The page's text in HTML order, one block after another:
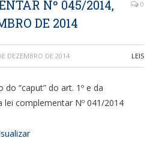
Nº 045/2014,
DE 2014
0
DEZEMBRO DE 2014 LEIS
“caput” do art. 1º e da
lei complementar Nº 041/2014